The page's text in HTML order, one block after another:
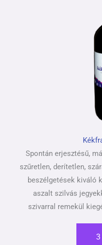
Spontán erjesztésű,
szűretlen, derítetlen,
beszélgetések kiváló
aszalt szilvás
szivarral remekül
3